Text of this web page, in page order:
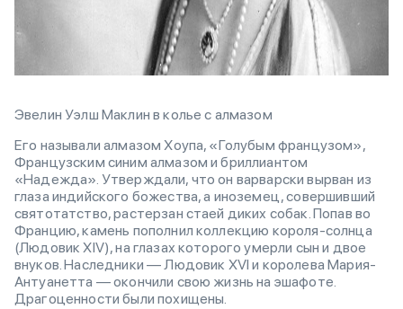
Эвелин Уэлш Маклин в колье с алмазом
Его называли алмазом Хоупа, «Голубым французом»,
Французским синим алмазом и бриллиантом
«Надежда». Утверждали, что он варварски вырван из
глаза индийского божества, а иноземец, совершивший
святотатство, растерзан стаей диких собак. Попав во
Францию, камень пополнил коллекцию короля-солнца
(Людовик XIV), на глазах которого умерли сын и двое
внуков. Наследники — Людовик XVI и королева Мария-
Антуанетта — окончили свою жизнь на эшафоте.
Драгоценности были похищены.